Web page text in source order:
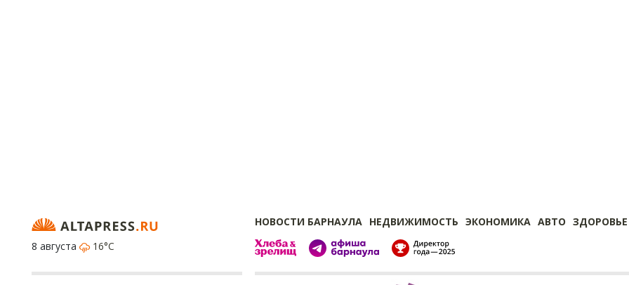
НОВОСТИ БАРНАУЛА НЕДВИЖИМОСТЬ ЭКОНОМИКА АВТО ЗДОРОВЬЕ
8 августа
16°C